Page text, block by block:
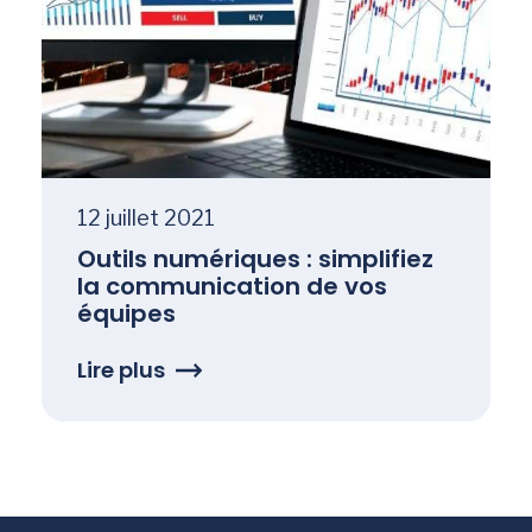
12 juillet 2021
Outils numériques : simplifiez
la communication de vos
équipes
Lire plus